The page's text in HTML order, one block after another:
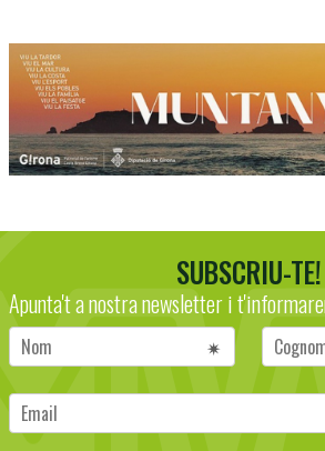
SUBSCRIU-TE!
Apunta't a nostra newsletter i